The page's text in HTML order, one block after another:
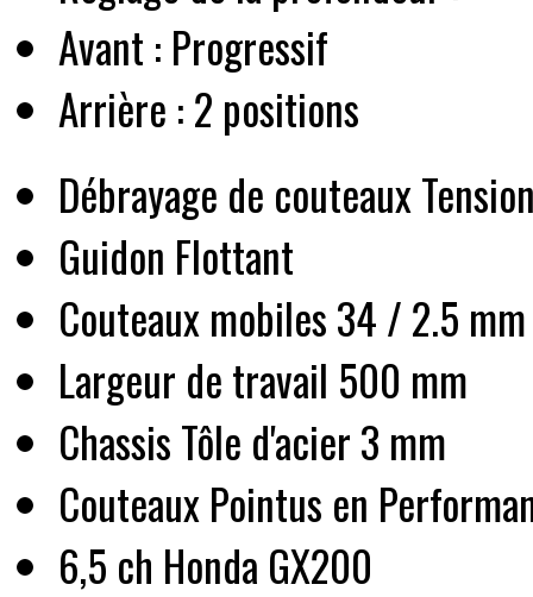
Avant : Progressif
Arrière : 2 positions
Débrayage de couteaux
Guidon Flottant
Couteaux mobiles 34 / 2.5 mm
Largeur de travail 500 mm
Chassis Tôle d'acier 3 mm
Couteaux Pointus en
6,5 ch Honda GX200